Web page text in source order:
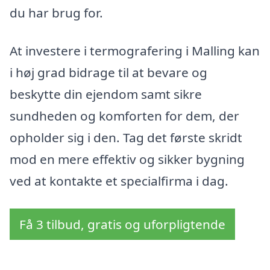
du har brug for.
At investere i termografering i Malling kan
i høj grad bidrage til at bevare og
beskytte din ejendom samt sikre
sundheden og komforten for dem, der
opholder sig i den. Tag det første skridt
mod en mere effektiv og sikker bygning
ved at kontakte et specialfirma i dag.
Få 3 tilbud, gratis og uforpligtende